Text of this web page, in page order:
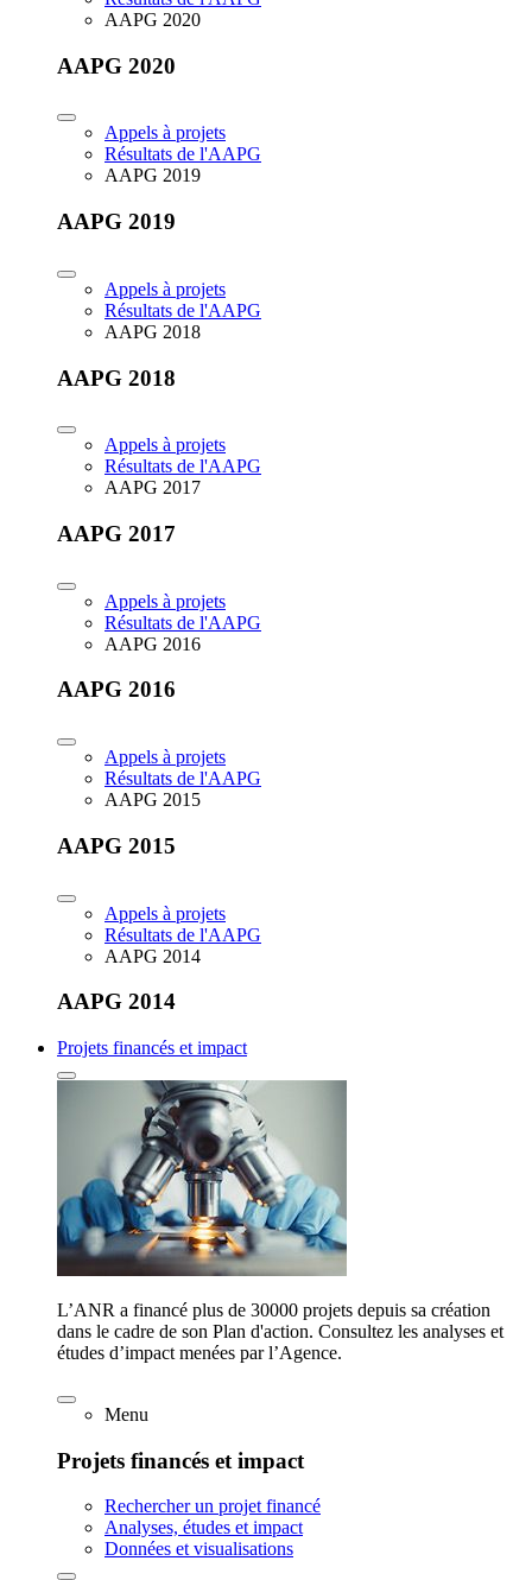
AAPG 2020
AAPG 2020
Appels à projets
Résultats de l'AAPG
AAPG 2019
AAPG 2019
Appels à projets
Résultats de l'AAPG
AAPG 2018
AAPG 2018
Appels à projets
Résultats de l'AAPG
AAPG 2017
AAPG 2017
Appels à projets
Résultats de l'AAPG
AAPG 2016
AAPG 2016
Appels à projets
Résultats de l'AAPG
AAPG 2015
AAPG 2015
Appels à projets
Résultats de l'AAPG
AAPG 2014
AAPG 2014
Projets financés et impact
L’ANR a financé plus de 30000 projets depuis sa création
dans le cadre de son Plan d'action. Consultez les analyses et
études d’impact menées par l’Agence.
Menu
Projets financés et impact
Rechercher un projet financé
Analyses, études et impact
Données et visualisations